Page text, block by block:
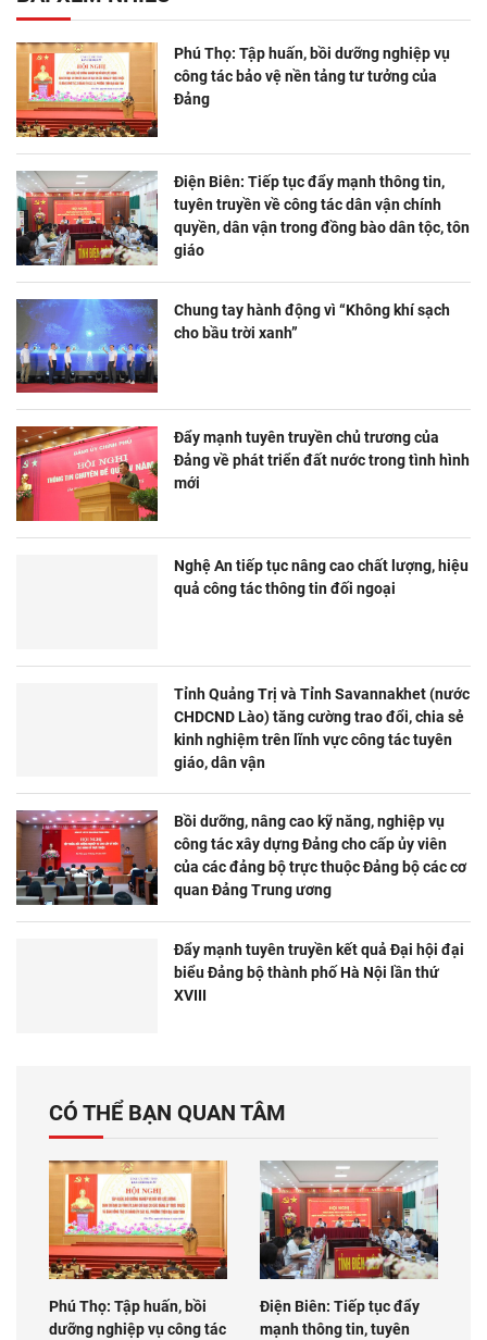
Phú Thọ: Tập huấn, bồi dưỡng nghiệp vụ
công tác bảo vệ nền tảng tư tưởng của
Đảng
Điện Biên: Tiếp tục đẩy mạnh thông tin,
tuyên truyền về công tác dân vận chính
quyền, dân vận trong đồng bào dân tộc, tôn
giáo
Chung tay hành động vì “Không khí sạch
cho bầu trời xanh”
Đẩy mạnh tuyên truyền chủ trương của
Đảng về phát triển đất nước trong tình hình
mới
Nghệ An tiếp tục nâng cao chất lượng, hiệu
quả công tác thông tin đối ngoại
Tỉnh Quảng Trị và Tỉnh Savannakhet (nước
CHDCND Lào) tăng cường trao đổi, chia sẻ
kinh nghiệm trên lĩnh vực công tác tuyên
giáo, dân vận
Bồi dưỡng, nâng cao kỹ năng, nghiệp vụ
công tác xây dựng Đảng cho cấp ủy viên
của các đảng bộ trực thuộc Đảng bộ các cơ
quan Đảng Trung ương
Đẩy mạnh tuyên truyền kết quả Đại hội đại
biểu Đảng bộ thành phố Hà Nội lần thứ
XVIII
CÓ THỂ BẠN QUAN TÂM
Phú Thọ: Tập huấn, bồi
dưỡng nghiệp vụ công tác
Điện Biên: Tiếp tục đẩy
mạnh thông tin, tuyên